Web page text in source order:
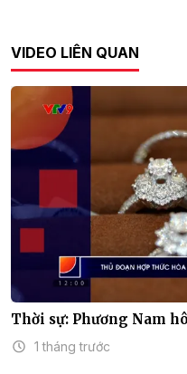
VIDEO LIÊN QUAN
Thời sự: Phương Nam
1 tháng trước